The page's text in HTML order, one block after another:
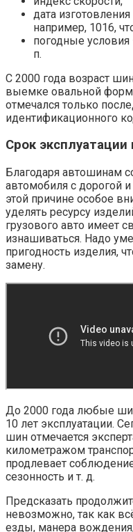
дата
например, 1016,
погодные
п.
С 2000 года возраст
выемке овальной
отмечался только
идентификационного
Срок эксплуатации
Благодаря автошинам
автомобиля с дорогой
этой причине особое
уделять ресурсу
грузового авто имеет
изнашиваться. Надо
пригодность изделия,
замену.
До 2000 года любые
10 лет эксплуатации.
шин отмечается
километражом
продлевает
сезонность и т. д.
Предсказать
невозможно, так как
езды, манера